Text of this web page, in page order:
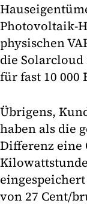
Photovoltaik-
physischen
die
für fast 10 000
Übrigens,
haben als die
Differenz eine
von 27 Cent/